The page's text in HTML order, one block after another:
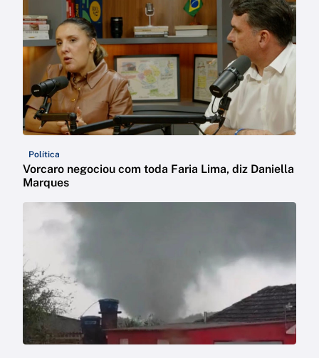
Política
Vorcaro negociou com toda Faria Lima, diz Daniella
Marques